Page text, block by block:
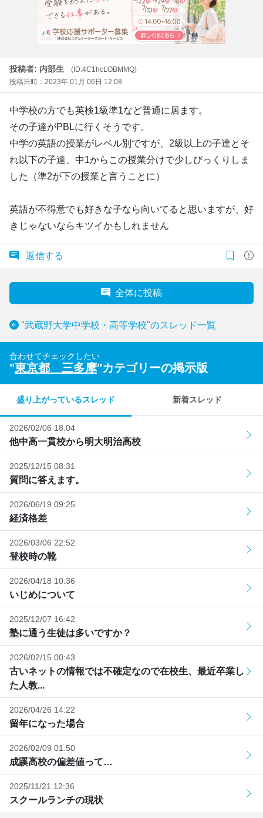
投稿者: 内部生
(ID:4C1hcLOBMMQ)
投稿日時：2023年 01月 06日 12:08
中学校の方でも英検1級準1など普通に居ます。
その子達がPBLに行くそうです。
中学の英語の授業がレベル別ですが、2級以上の子達とそ
れ以下の子達、中1からこの授業分けで少しびっくりしま
した（準2が下の授業と言うことに）
英語が不得意でも好きな子なら向いてると思いますが、好
きじゃないならキツイかもしれません
返信する
全体に投稿
"武蔵野大学中学校・高等学校"のスレッド一覧
合わせてチェックしたい
"東京都 三多摩"カテゴリーの掲示版
盛り上がっているスレッド 新着スレッド
2026/02/06 18:04
他中高一貫校から明大明治高校
2025/12/15 08:31
質問に答えます。
2026/06/19 09:25
経済格差
2026/03/06 22:52
登校時の靴
2026/04/18 10:36
いじめについて
2025/12/07 16:42
塾に通う生徒は多いですか？
2026/02/15 00:43
古いネットの情報では不確定なので在校生、最近卒業し
た人教...
2026/04/26 14:22
留年になった場合
2026/02/09 01:50
成蹊高校の偏差値って…
2025/11/21 12:36
スクールランチの現状